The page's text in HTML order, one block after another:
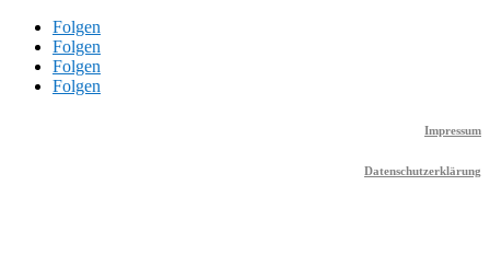
Folgen
Folgen
Folgen
Folgen
Impressum
Datenschutzerklärung